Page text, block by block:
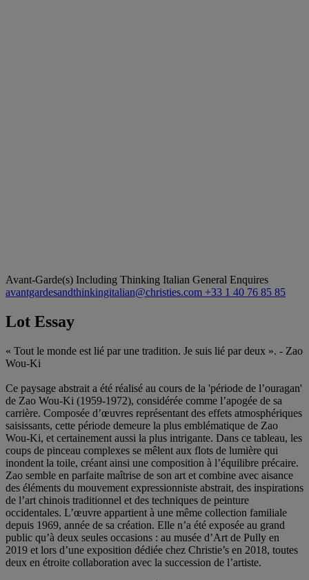
Avant-Garde(s) Including Thinking Italian General Enquires
avantgardesandthinkingitalian@christies.com +33 1 40 76 85 85
Lot Essay
« Tout le monde est lié par une tradition. Je suis lié par deux ». - Zao
Wou-Ki
Ce paysage abstrait a été réalisé au cours de la 'période de l’ouragan'
de Zao Wou-Ki (1959-1972), considérée comme l’apogée de sa
carrière. Composée d’œuvres représentant des effets atmosphériques
saisissants, cette période demeure la plus emblématique de Zao
Wou-Ki, et certainement aussi la plus intrigante. Dans ce tableau, les
coups de pinceau complexes se mêlent aux flots de lumière qui
inondent la toile, créant ainsi une composition à l’équilibre précaire.
Zao semble en parfaite maîtrise de son art et combine avec aisance
des éléments du mouvement expressionniste abstrait, des inspirations
de l’art chinois traditionnel et des techniques de peinture
occidentales. L’œuvre appartient à une même collection familiale
depuis 1969, année de sa création. Elle n’a été exposée au grand
public qu’à deux seules occasions : au musée d’Art de Pully en
2019 et lors d’une exposition dédiée chez Christie’s en 2018, toutes
deux en étroite collaboration avec la succession de l’artiste.